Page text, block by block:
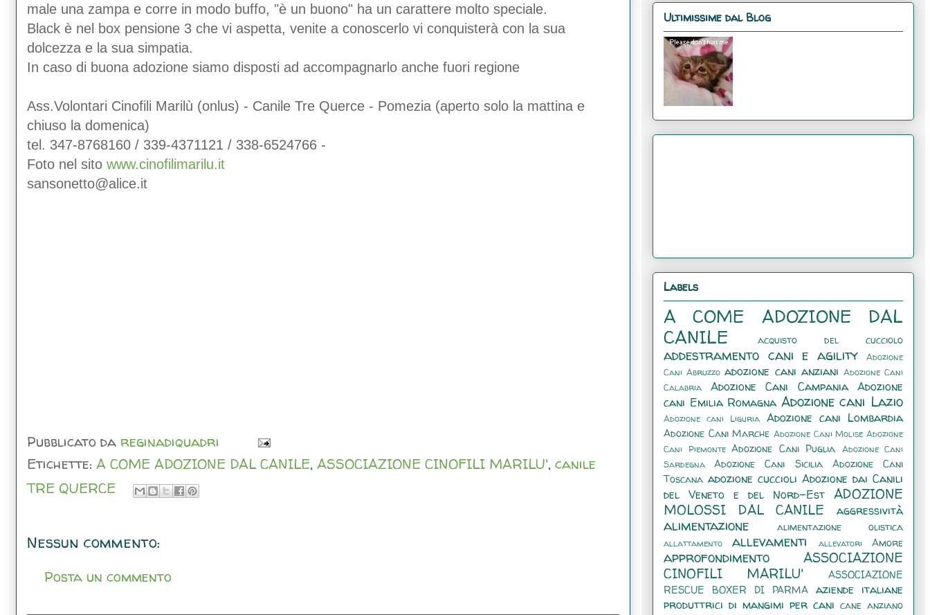
male una zampa e corre in modo buffo, "è un buono" ha un carattere molto speciale.
Black è nel box pensione 3 che vi aspetta, venite a conoscerlo vi conquisterà con la sua
dolcezza e la sua simpatia.
In caso di buona adozione siamo disposti ad accompagnarlo anche fuori regione
Ass.Volontari Cinofili Marilù (onlus) - Canile Tre Querce - Pomezia (aperto solo la mattina e
chiuso la domenica)
tel. 347-8768160 / 339-4371121 / 338-6524766 -
Foto nel sito www.cinofilimarilu.it
sansonetto@alice.it
Pubblicato da reginadiquadri
Etichette: A COME ADOZIONE DAL CANILE, ASSOCIAZIONE CINOFILI MARILU', canile
TRE QUERCE
Nessun commento:
Posta un commento
Ultimissime dal Blog
Labels
A COME ADOZIONE DAL
CANILE
acquisto del cucciolo
addestramento cani e agility
Adozione
Cani Abruzzo adozione cani anziani Adozione Cani
Calabria
Adozione Cani Campania
Adozione
cani Emilia Romagna Adozione cani Lazio
Adozione cani Liguria Adozione cani Lombardia
Adozione Cani Marche Adozione Cani Molise Adozione
Cani Piemonte Adozione Cani Puglia Adozione Cani
Sardegna
Adozione Cani Sicilia
Adozione Cani
Toscana adozione cuccioli Adozione dai Canili
del Veneto e del Nord-Est ADOZIONE
MOLOSSI DAL CANILE
aggressività
alimentazione alimentazione olistica
allattamento allevamenti allevatori Amore
approfondimento
ASSOCIAZIONE
CINOFILI MARILU'
ASSOCIAZIONE
RESCUE BOXER DI PARMA aziende italiane
produttrici di mangimi per cani cane anziano